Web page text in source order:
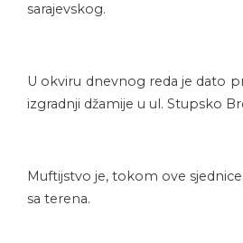
sarajevskog.
U okviru dnevnog reda je dato
izgradnji džamije u ul. Stupsko
Muftijstvo je, tokom ove
sa terena.